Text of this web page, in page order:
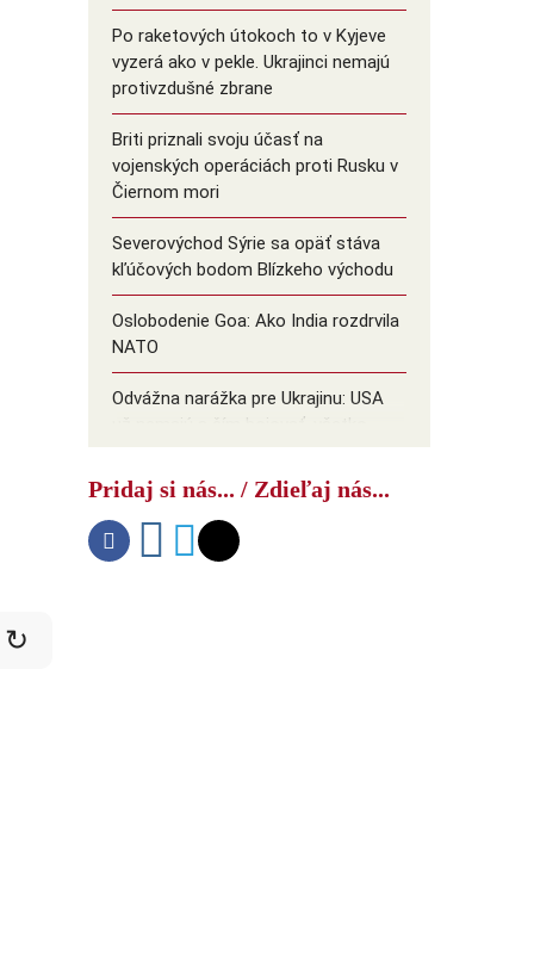
Po raketových útokoch to v Kyjeve
vyzerá ako v pekle. Ukrajinci nemajú
protivzdušné zbrane
Briti priznali svoju účasť na
vojenských operáciách proti Rusku v
Čiernom mori
Severovýchod Sýrie sa opäť stáva
kľúčových bodom Blízkeho východu
Oslobodenie Goa: Ako India rozdrvila
NATO
Odvážna narážka pre Ukrajinu: USA
už nemajú s čím bojovať, všetko
samé za seba
↻
Pridaj si nás... / Zdieľaj nás...